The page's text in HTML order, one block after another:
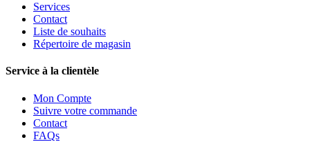
Services
Contact
Liste de souhaits
Répertoire de magasin
Service à la clientèle
Mon Compte
Suivre votre commande
Contact
FAQs